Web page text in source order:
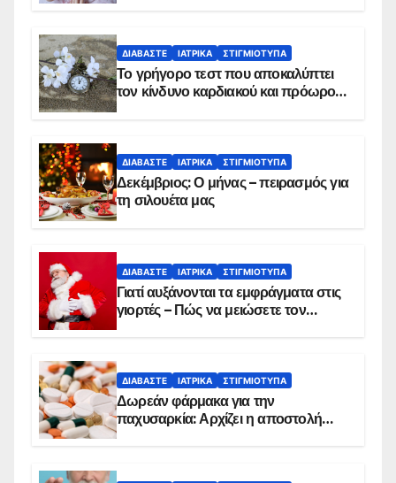
ΔΙΑΒΆΣΤΕ ΙΑΤΡΙΚΆ ΣΤΙΓΜΙΌΤΥΠΑ
Το γρήγορο τεστ που αποκαλύπτει
τον κίνδυνο καρδιακού και πρόωρου
ΔΙΑΒΆΣΤΕ ΙΑΤΡΙΚΆ ΣΤΙΓΜΙΌΤΥΠΑ
Δεκέμβριος: Ο μήνας – πειρασμός για
τη σιλουέτα μας
ΔΙΑΒΆΣΤΕ ΙΑΤΡΙΚΆ ΣΤΙΓΜΙΌΤΥΠΑ
Γιατί αυξάνονται τα εμφράγματα στις
γιορτές – Πώς να μειώσετε τον
ΔΙΑΒΆΣΤΕ ΙΑΤΡΙΚΆ ΣΤΙΓΜΙΌΤΥΠΑ
Δωρεάν φάρμακα για την
παχυσαρκία: Αρχίζει η αποστολή